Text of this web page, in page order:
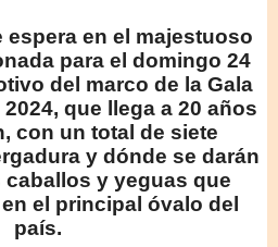
espera en el majestuoso
para el domingo 24
del marco de la Gala
que llega a 20 años
con un total de siete
y dónde se darán
y yeguas que
el principal óvalo del
país.